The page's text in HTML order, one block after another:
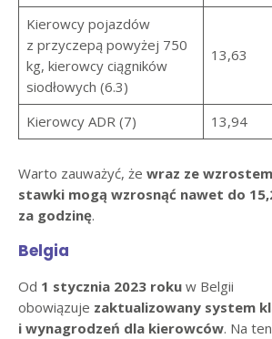
Kierowcy pojazdów
z przyczepą powyżej 750
kg, kierowcy ciągników
siodłowych (6.3)
13,63
Kierowcy ADR (7) 13,94
Warto zauważyć, że wraz ze
stawki mogą wzrosnąć nawet do
za godzinę.
Belgia
Od 1 stycznia 2023 roku w Belgii
obowiązuje zaktualizowany system
i wynagrodzeń dla kierowców. Na